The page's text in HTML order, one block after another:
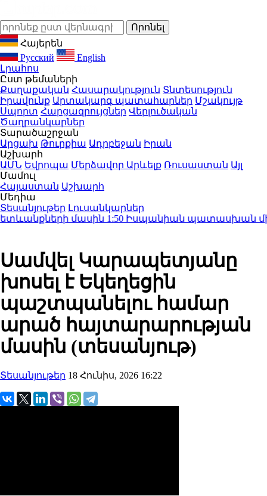
Հայերեն
Русский
English
Լրահոս
Ըստ թեմաների
Քաղաքական Հասարակություն Տնտեսություն
Իրավունք Արտակարգ պատահարներ Մշակույթ
Սպորտ Հարցազրույցներ Վերլուծական
Ծաղրանկարներ
Տարածաշրջան
Արցախ Թուրքիա Ադրբեջան Իրան
Աշխարհ
ԱՄՆ Եվրոպա Մերձավոր Արևելք Ռուսաստան Այլ
Մամուլ
Հայաստան Աշխարհ
Մեդիա
Տեսանյութեր Լուսանկարներ
մասին1:50 Իսպանիան պատասխան
Սամվել Կարապետյանը
խոսել է Եկեղեցին
պաշտպանելու համար
արած հայտարարության
մասին (տեսանյութ)
Տեսանյութեր 18 Հունիս, 2026 16:22